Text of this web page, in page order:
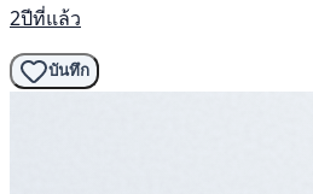
2ปีที่แล้ว
บันทึก